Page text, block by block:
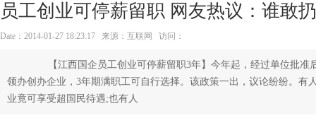
员工创业可停薪留职 网友热议：谁敢
Date：2014-01-27 18:23:17 来源：互联网 访问：
【江西国企员工创业可停薪留职3年】今年起，经过单位批准
领办创办企业，3年期满职工可自行选择。该政策一出，议论纷纷。有
业竟可享受超国民待遇;也有人